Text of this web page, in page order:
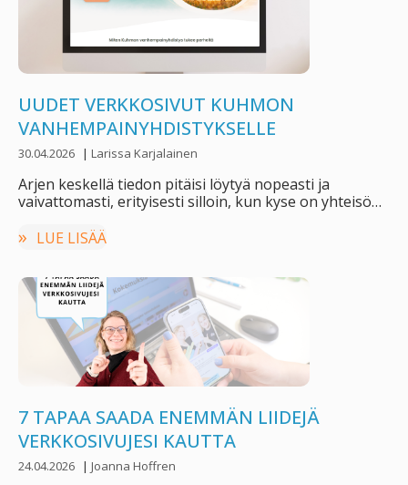
UUDET VERKKOSIVUT KUHMON
VANHEMPAINYHDISTYKSELLE
30.04.2026 | Larissa Karjalainen
Arjen keskellä tiedon pitäisi löytyä nopeasti ja
vaivattomasti, erityisesti silloin, kun kyse on yhteisön
LUE LISÄÄ
7 TAPAA SAADA ENEMMÄN LIIDEJÄ
VERKKOSIVUJESI KAUTTA
24.04.2026 | Joanna Hoffren